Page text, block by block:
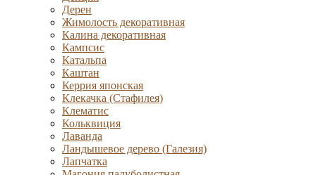
Дерен
Жимолость декоративная
Калина декоративная
Кампсис
Катальпа
Каштан
Керрия японская
Клекачка (Стафилея)
Клематис
Кольквиция
Лаванда
Ландышевое дерево (Галезия)
Лапчатка